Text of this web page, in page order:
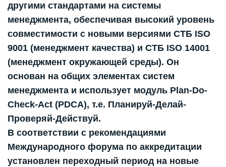
другими стандартами на системы
менеджмента, обеспечивая высокий уровень
совместимости с новыми версиями СТБ ISO
9001 (менеджмент качества) и СТБ ISO 14001
(менеджмент окружающей среды). Он
основан на общих элементах систем
менеджмента и использует модуль Plan-Do-
Check-Act (PDCA), т.е. Планируй-Делай-
Проверяй-Действуй.
В соответствии с рекомендациями
Международного форума по аккредитации
установлен переходный период на новые